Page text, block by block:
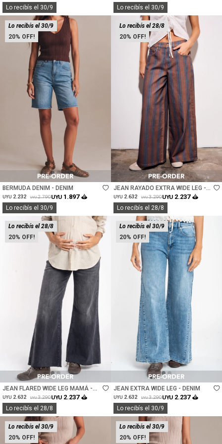
Lo recibís el 30/9 Lo recibís el 30/9
20
Lo recibís el 30/9
BERMUDA DENIM - DENIM
UYU 2.232 UYU 2.790UYU 1.897
Lo recibís el 30/9
20
Lo recibís el 28/8
Talle
JEAN RAYADO EXTRA WIDE LEG -
CHOCOLATE
UYU 2.632 UYU 3.290UYU 2.237
Lo recibís el 28/8
20
Lo recibís el 28/8
Talle
JEAN FLARED WIDE LEG MAMÁ -
GRIS
UYU 2.632 UYU 3.290UYU 2.237
Lo recibís el 28/8
20
Lo recibís el 30/9
Talle
JEAN EXTRA WIDE LEG - DENIM
UYU 2.632 UYU 3.290UYU 2.237
Lo recibís el 30/9
20
Lo recibís el 30/9
20
Lo recibís el 30/9